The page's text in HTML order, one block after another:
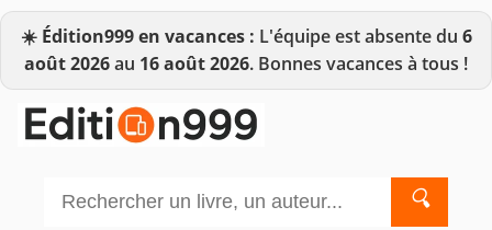
☀️ Édition999 en vacances : L'équipe est absente du 6
août 2026au 16 août 2026. Bonnes vacances à tous !
🔍